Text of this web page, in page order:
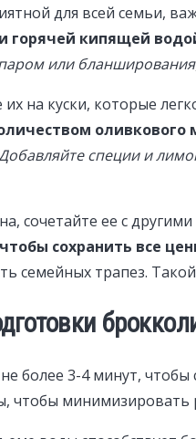
для всей семьи,
горячей кипящей
или бланширования
их на куски, которые
оливкового
специи и
сочетайте ее с
сохранить все
семейных трапез.
более 3-4 минут,
чтобы